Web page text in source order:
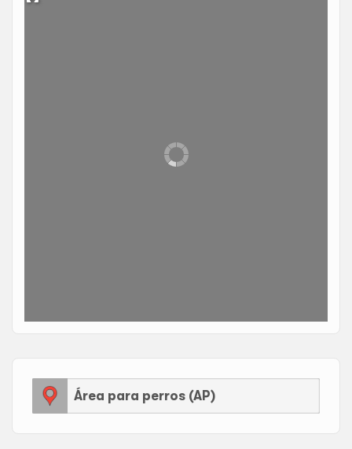
Área para perros (AP)